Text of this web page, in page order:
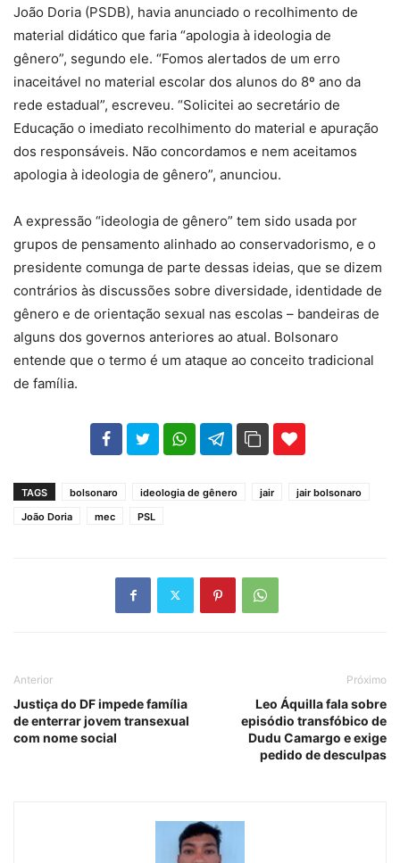
João Doria (PSDB), havia anunciado o recolhimento de
material didático que faria “apologia à ideologia de
gênero”, segundo ele. “Fomos alertados de um erro
inaceitável no material escolar dos alunos do 8º ano da
rede estadual”, escreveu. “Solicitei ao secretário de
Educação o imediato recolhimento do material e apuração
dos responsáveis. Não concordamos e nem aceitamos
apologia à ideologia de gênero”, anunciou.
A expressão “ideologia de gênero” tem sido usada por
grupos de pensamento alinhado ao conservadorismo, e o
presidente comunga de parte dessas ideias, que se dizem
contrários às discussões sobre diversidade, identidade de
gênero e de orientação sexual nas escolas – bandeiras de
alguns dos governos anteriores ao atual. Bolsonaro
entende que o termo é um ataque ao conceito tradicional
de família.
102 35
TAGS bolsonaro ideologia de gênero jair
jair bolsonaro
João Doria
mec PSL
Anterior
Justiça do DF impede família
de enterrar jovem transexual
com nome social
Próximo
Leo Áquilla fala sobre
episódio transfóbico de
Dudu Camargo e exige
pedido de desculpas